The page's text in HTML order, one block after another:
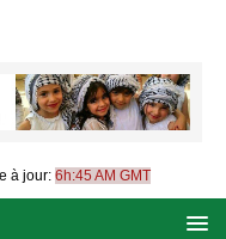
à jour: 6h:45 AM GMT